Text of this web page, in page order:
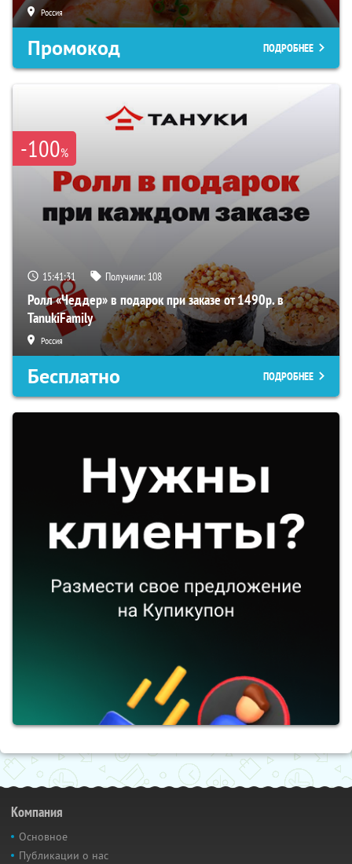
Россия
Промокод ПОДРОБНЕЕ
-100%
15:41:30 Получили: 108
Ролл «Чеддер» в подарок при заказе от 1490р. в
TanukiFamily
Россия
Бесплатно ПОДРОБНЕЕ
Компания
Основное
Публикации о нас